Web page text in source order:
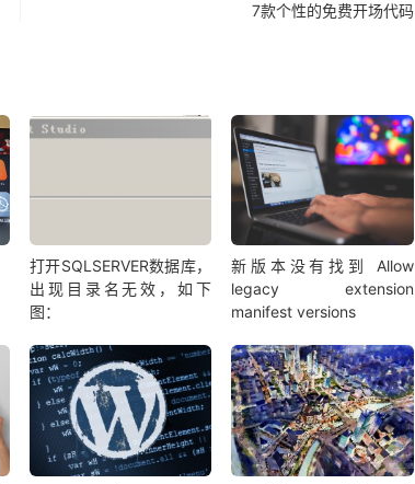
7款个性的免费开场代码
打开SQLSERVER数据库，
出现目录名无效，如下
图：
新版本没有找到 Allow
legacy extension
manifest versions